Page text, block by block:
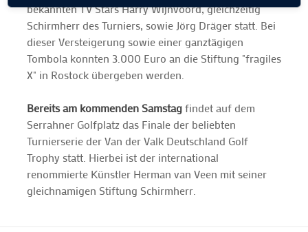
bekannten TV Stars Harry Wijnvoord, gleichzeitig
Schirmherr des Turniers, sowie Jörg Dräger statt. Bei
dieser Versteigerung sowie einer ganztägigen
Tombola konnten 3.000 Euro an die Stiftung "fragiles
X" in Rostock übergeben werden.
Bereits am kommenden Samstagfindet auf dem
Serrahner Golfplatz das Finale der beliebten
Turnierserie der Van der Valk Deutschland Golf
Trophy statt. Hierbei ist der international
renommierte Künstler Herman van Veen mit seiner
gleichnamigen Stiftung Schirmherr.